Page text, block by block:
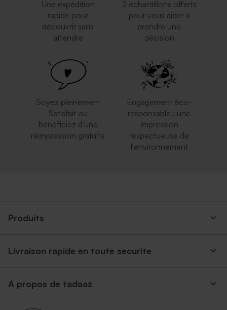
Carte numéro de table
Marque place à
personnaliser
Ravissante enveloppe
Enveloppe voeux longue
Enveloppe rectangulaire
Une expédition
rapide pour
découvrir sans
attendre
2 échantillons offerts
pour vous aider à
prendre une
décision
Soyez pleinement
Satisfait ou
bénéficiez d'une
réimpression gratuite
Engagement éco-
responsable : une
impression
respectueuse de
l'environnement
Produits
Livraison rapide en toute securite
A propos de tadaaz